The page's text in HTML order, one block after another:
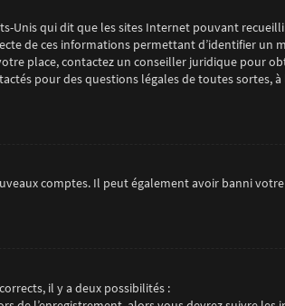
Unis qui dit que les sites Internet pouvant
de ces informations permettant d’identifier un
place, contactez un conseiller juridique pour
pour des questions légales de toutes sortes,
comptes. Il peut également avoir banni
il y a deux possibilités :